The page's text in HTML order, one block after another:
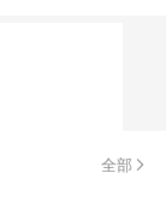
全部